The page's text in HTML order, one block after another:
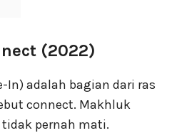
(2022)
In) adalah bagian dari ras
connect. Makhluk
pernah mati.